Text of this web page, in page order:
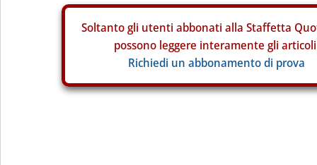
Soltanto gli utenti abbonati alla Staffetta
possono leggere interamente gli
Richiedi un abbonamento di prova